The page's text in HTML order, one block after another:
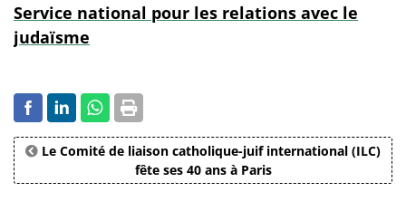
Service national pour les relations avec le
judaïsme
Le Comité de liaison catholique-juif international (ILC)
fête ses 40 ans à Paris